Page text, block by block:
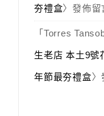
夯禮盒〉發佈留
「 Torres
生老店 本土9號
年節最夯禮盒〉